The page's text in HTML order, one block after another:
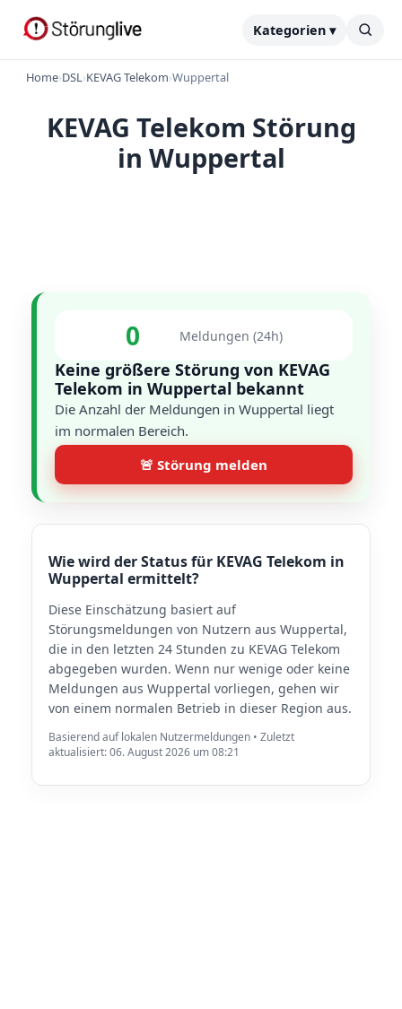
Kategorien ▾
Home›DSL›KEVAG Telekom›Wuppertal
KEVAG Telekom Störung
in Wuppertal
0 Meldungen (24h)
Keine größere Störung von KEVAG
Telekom in Wuppertal bekannt
Die Anzahl der Meldungen in Wuppertal liegt
im normalen Bereich.
🚨 Störung melden
Wie wird der Status für KEVAG Telekom in
Wuppertal ermittelt?
Diese Einschätzung basiert auf
Störungsmeldungen von Nutzern aus Wuppertal,
die in den letzten 24 Stunden zu KEVAG Telekom
abgegeben wurden. Wenn nur wenige oder keine
Meldungen aus Wuppertal vorliegen, gehen wir
von einem normalen Betrieb in dieser Region aus.
Basierend auf lokalen Nutzermeldungen • Zuletzt
aktualisiert: 06. August 2026 um 08:21